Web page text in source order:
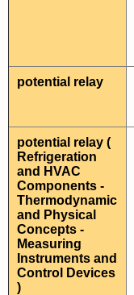
potential relay
potential relay (
Refrigeration
and HVAC
Components -
Thermodynamic
and Physical
Concepts -
Measuring
Instruments and
Control Devices
)